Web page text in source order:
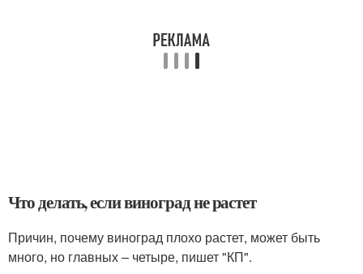
Что делать, если виноград не растет
Причин, почему виноград плохо растет, может быть
много, но главных – четыре, пишет "КП".